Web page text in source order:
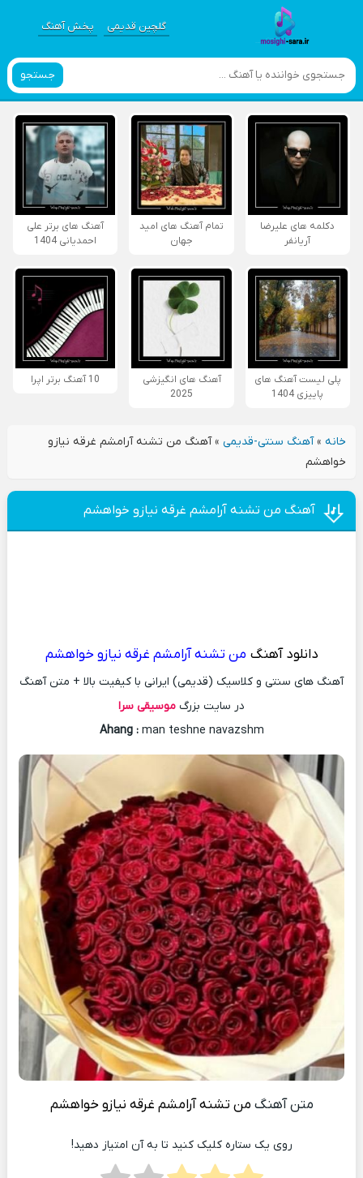
گلچین قدیمی پخش آهنگ
جستجو
دکلمه های علیرضا
آریانفر
تمام آهنگ های امید
جهان
آهنگ های برتر علی
احمدیانی 1404
پلی لیست آهنگ های
پاییزی 1404
آهنگ های انگیزشی
2025
10 آهنگ برتر اپرا
خانه»آهنگ سنتی-قدیمی»آهنگ من تشنه آرامشم غرقه نیازو
خواهشم
آهنگ من تشنه آرامشم غرقه نیازو خواهشم
دانلود آهنگ من تشنه آرامشم غرقه نیازو خواهشم
آهنگ های سنتی و کلاسیک (قدیمی) ایرانی با کیفیت بالا + متن آهنگ
در سایت بزرگ موسیقی سرا
Ahang :man teshne navazshm
متن آهنگ من تشنه آرامشم غرقه نیازو خواهشم
روی یک ستاره کلیک کنید تا به آن امتیاز دهید!